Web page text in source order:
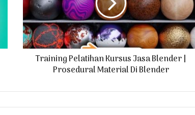
Training Pelatihan Kursus Jasa Blender |
Prosedural Material Di Blender